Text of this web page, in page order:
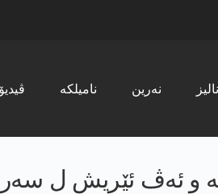
ڤیدیۆ نامیلکە نەرین
و ئەڤ ئێریش ل